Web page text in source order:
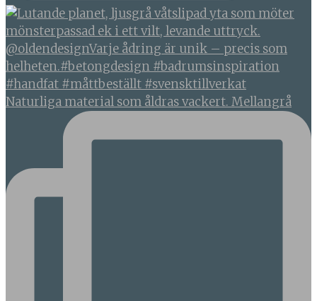
Naturliga material som åldras vackert. Mellangrå